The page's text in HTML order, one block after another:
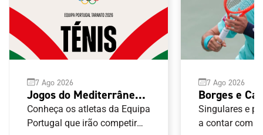
7 Ago 2026
Jogos do Mediterrâneo
Taranto 2026: Ténis
Conheça os atletas da Equipa
Portugal que irão competir
7 Ago 2026
Borges e
no Masters
Canadá
Singulares e
a contar com